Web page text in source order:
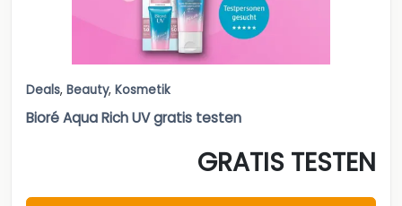
Deals, Beauty, Kosmetik
Bioré Aqua Rich UV gratis testen
GRATIS TESTEN